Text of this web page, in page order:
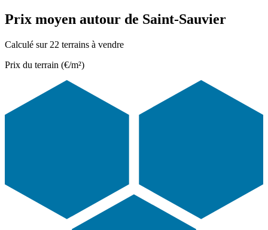
Prix moyen autour de Saint-Sauvier
Calculé sur 22 terrains à vendre
Prix du terrain (€/m²)